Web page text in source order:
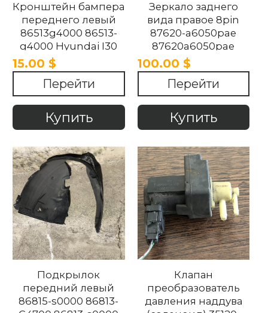
Кронштейн бампера
переднего левый
86513g4000 86513-
g4000 Hyundai I30
2017-2020
15.00 $
Перейти
Купить
Зеркало заднего
вида правое 8pin
87620-a6050pae
87620a6050pae
Hyundai I30 2012-
2018
100.00 $
Перейти
Купить
Подкрылок
передний левый
86815-s0000 86813-
Клапан
преобразователь
давления наддува